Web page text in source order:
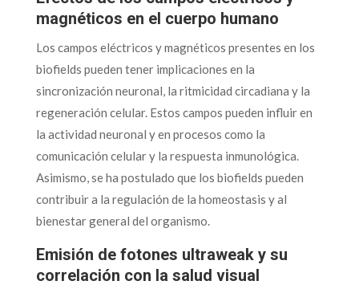
magnéticos en el cuerpo humano
Los campos eléctricos y magnéticos presentes en los
biofields pueden tener implicaciones en la
sincronización neuronal, la ritmicidad circadiana y la
regeneración celular. Estos campos pueden influir en
la actividad neuronal y en procesos como la
comunicación celular y la respuesta inmunológica.
Asimismo, se ha postulado que los biofields pueden
contribuir a la regulación de la homeostasis y al
bienestar general del organismo.
Emisión de fotones ultraweak y su
correlación con la salud visual